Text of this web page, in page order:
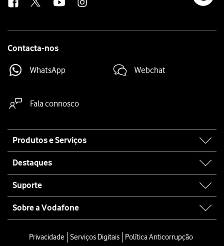
Contacta-nos
WhatsApp Webchat
Fala connosco
map
Produtos e Serviços
Destaques
Suporte
Sobre a Vodafone
Privacidade Serviços Digitais Política Anticorrupção